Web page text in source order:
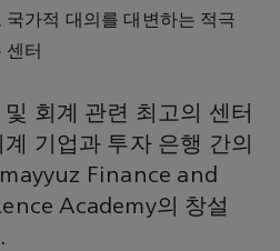
국가적 대의를 대변하는 적극
센터
회계 관련 최고의 센터
기업과 투자 은행 간의
Finance and
Academy의 창설